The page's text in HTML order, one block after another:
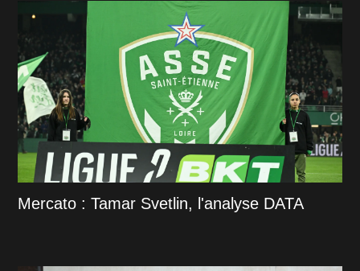
Mercato : Tamar Svetlin, l'analyse DATA